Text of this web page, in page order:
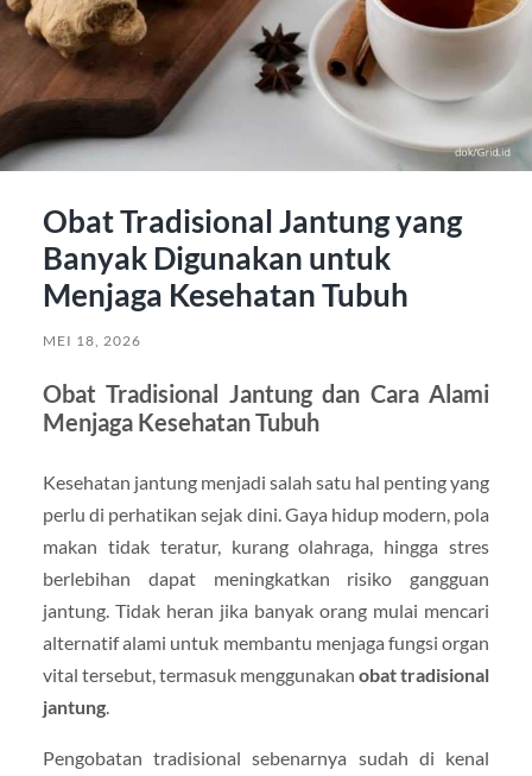
Obat Tradisional Jantung yang
Banyak Digunakan untuk
Menjaga Kesehatan Tubuh
MEI 18, 2026
Obat Tradisional Jantung dan Cara Alami
Menjaga Kesehatan Tubuh
Kesehatan jantung menjadi salah satu hal penting yang
perlu di perhatikan sejak dini. Gaya hidup modern, pola
makan tidak teratur, kurang olahraga, hingga stres
berlebihan dapat meningkatkan risiko gangguan
jantung. Tidak heran jika banyak orang mulai mencari
alternatif alami untuk membantu menjaga fungsi organ
vital tersebut, termasuk menggunakanobat tradisional
jantung.
Pengobatan tradisional sebenarnya sudah di kenal